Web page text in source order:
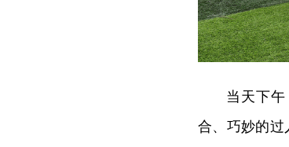
当天下
合、巧妙的